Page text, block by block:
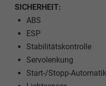
SICHERHEIT:
ABS
ESP
Stabilitätskontrolle
Servolenkung
Start-/Stopp-Automatik